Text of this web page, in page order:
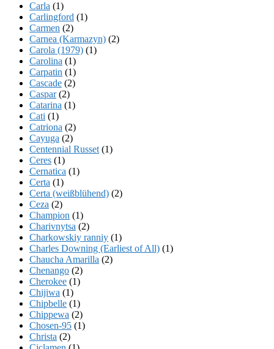
Carla (1)
Carlingford (1)
Carmen (2)
Carnea (Karmazyn) (2)
Carola (1979) (1)
Carolina (1)
Carpatin (1)
Cascade (2)
Caspar(2)
Catarina (1)
Cati (1)
Catriona (2)
Cayuga (2)
Centennial Russet (1)
Ceres (1)
Cernatica (1)
Certa (1)
Certa (weißblühend) (2)
Ceza (2)
Champion (1)
Charivnytsa (2)
Charkowskiy ranniy (1)
Charles Downing (Earliest of All) (1)
Chaucha Amarilla (2)
Chenango (2)
Cherokee (1)
Chijiwa (1)
Chipbelle (1)
Chippewa (2)
Chosen-95 (1)
Christa (2)